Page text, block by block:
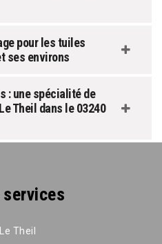
pour les tuiles
ses environs
: une spécialité de
Theil dans le 03240
Theil